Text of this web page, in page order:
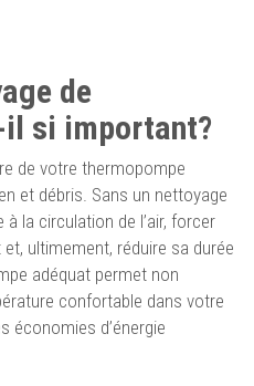
de
si important?
de votre thermopompe
et débris. Sans un nettoyage
la circulation de l’air, forcer
ultimement, réduire sa durée
adéquat permet non
confortable dans votre
économies d’énergie